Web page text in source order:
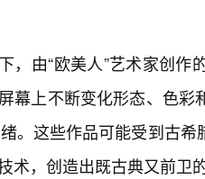
，由“欧美人”艺术家创
幕上不断变化形态、色
。这些作品可能受到古
术，创造出既古典又前卫